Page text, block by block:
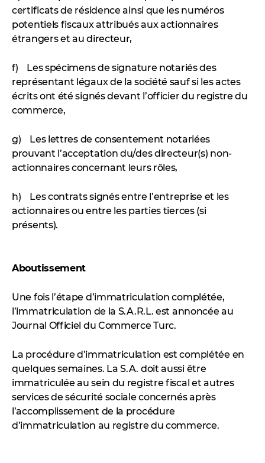
certificats de résidence ainsi que les numéros
potentiels fiscaux attribués aux actionnaires
étrangers et au directeur,
f) Les spécimens de signature notariés des
représentant légaux de la société sauf si les actes
écrits ont été signés devant l’officier du registre du
commerce,
g) Les lettres de consentement notariées
prouvant l’acceptation du/des directeur(s) non-
actionnaires concernant leurs rôles,
h) Les contrats signés entre l’entreprise et les
actionnaires ou entre les parties tierces (si
présents).
Aboutissement
Une fois l’étape d’immatriculation complétée,
l’immatriculation de la S.A.R.L. est annoncée au
Journal Officiel du Commerce Turc.
La procédure d’immatriculation est complétée en
quelques semaines. La S.A. doit aussi être
immatriculée au sein du registre fiscal et autres
services de sécurité sociale concernés après
l’accomplissement de la procédure
d’immatriculation au registre du commerce.